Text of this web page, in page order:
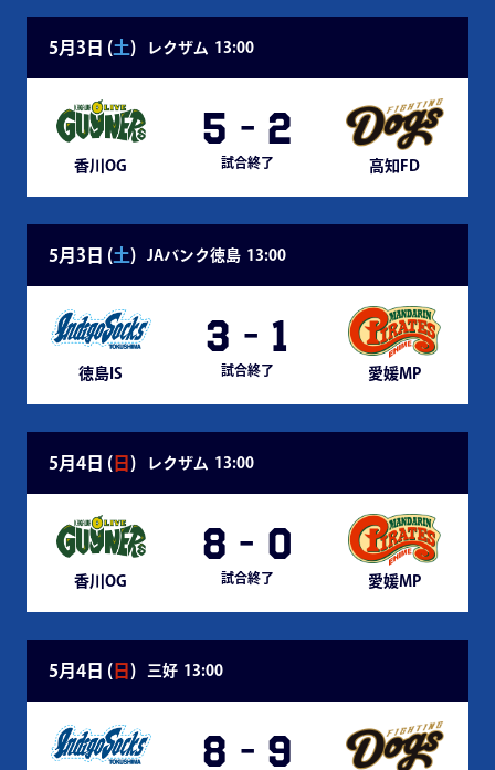
5月3日 (土) レクザム 13:00
香川OG
5 - 2
試合終了 高知FD
5月3日 (土) JAバンク徳島 13:00
徳島IS
3 - 1
試合終了 愛媛MP
5月4日 ( 日 ) レクザム 13:00
香川OG
8 - 0
試合終了 愛媛MP
5月4日 ( 日 ) 三好 13:00
8 - 9